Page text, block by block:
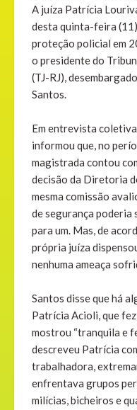
A juíza Patrícia
desta quinta-feira
proteção policial em
o presidente do
(TJ-RJ),
Santos.
Em entrevista
informou que, no
magistrada contou
decisão da Diretoria
mesma comissão
de segurança poderia
para um. Mas, de
própria juíza
nenhuma ameaça
Santos disse que há
Patrícia Acioli, que
mostrou “tranquila e
descreveu Patrícia
trabalhadora,
enfrentava grupos
milícias, bicheiros e